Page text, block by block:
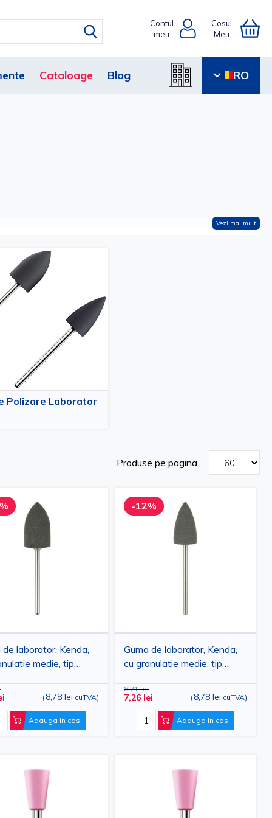
Contul
meu
RO
Cosul
Meu
Cataloage Blog
Vezi mai mult
Polizare Laborator
Produse pe pagina
de laborator, Kenda,
medie, tip
(8,78 lei cuTVA)
Adauga in cos
-12%
Guma de laborator, Kenda,
cu granulatie medie, tip
7,26 lei
8,21 lei
(8,78 lei cuTVA)
Adauga in cos